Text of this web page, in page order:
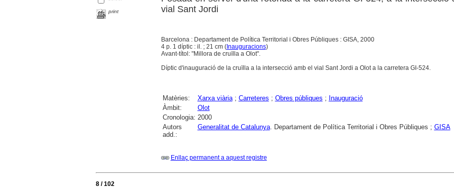
print
vial Sant Jordi
Barcelona : Departament de Política Territorial i Obres Públiques : GISA, 2000
4 p. 1 díptic : il. ; 21 cm (Inauguracions)
Avant-títol: "Millora de cruïlla a Olot".
Díptic d'inauguració de la cruïlla a la intersecció amb el vial Sant Jordi a Olot a la carretera GI-524.
Matèries: Xarxa viària; Carreteres ; Obres públiques ; Inauguració
Àmbit:
Olot
Cronologia: 2000
Autors
add.:
Generalitat de Catalunya. Departament de Política Territorial i Obres Públiques ; GISA
Enllaç permanent a aquest registre
8 / 102